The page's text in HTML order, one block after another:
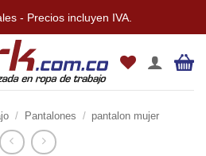
- Precios incluyen IVA.
/ Pantalones / pantalon mujer